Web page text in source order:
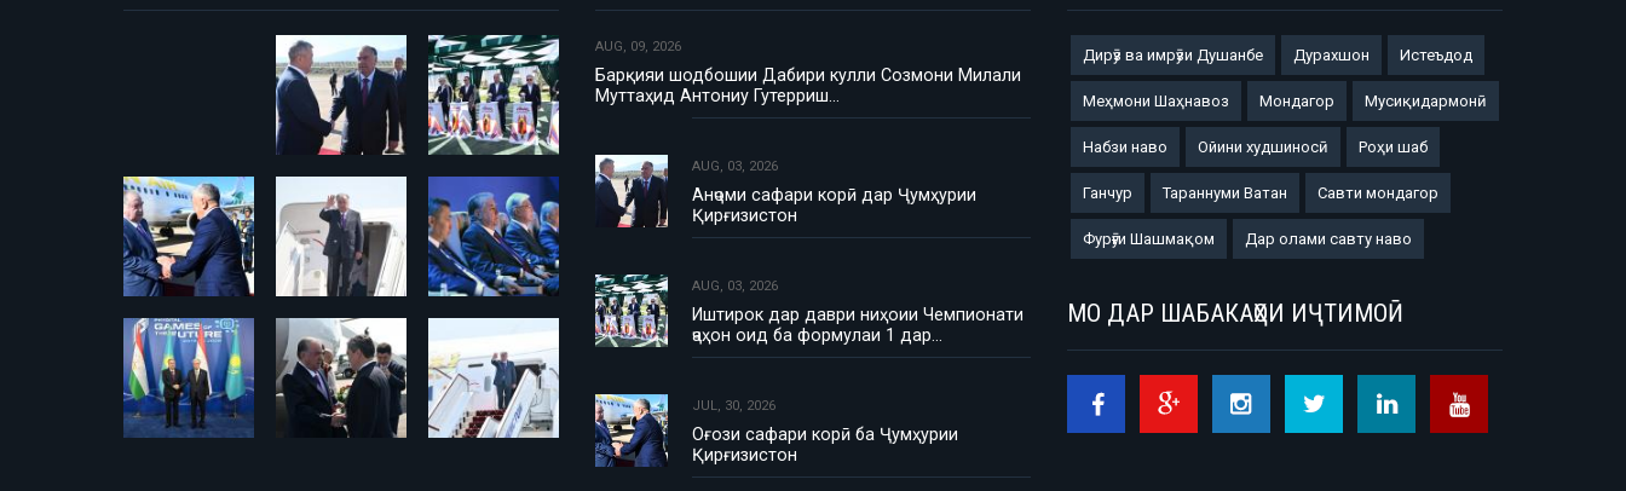
AUG, 09, 2026
Барқияи шодбошии Дабири кулли Созмони Милали
Муттаҳид Антониу Гутерриш…
AUG, 03, 2026
Анҷоми сафари корӣ дар Ҷумҳурии
Қирғизистон
AUG, 03, 2026
Иштирок дар даври ниҳоии Чемпионати
ҷаҳон оид ба формулаи 1 дар…
JUL, 30, 2026
Оғози сафари корӣ ба Ҷумҳурии
Қирғизистон
Дирӯз ва имрӯзи Душанбе Дурахшон Истеъдод
Меҳмони Шаҳнавоз Мондагор Мусиқидармонӣ
Набзи наво Ойини худшиносӣ Роҳи шаб
Ганчур Тараннуми Ватан Савти мондагор
Фурӯғи Шашмақом Дар олами савту наво
МО ДАР ШАБАКАҲОИ ИҶТИМОӢ